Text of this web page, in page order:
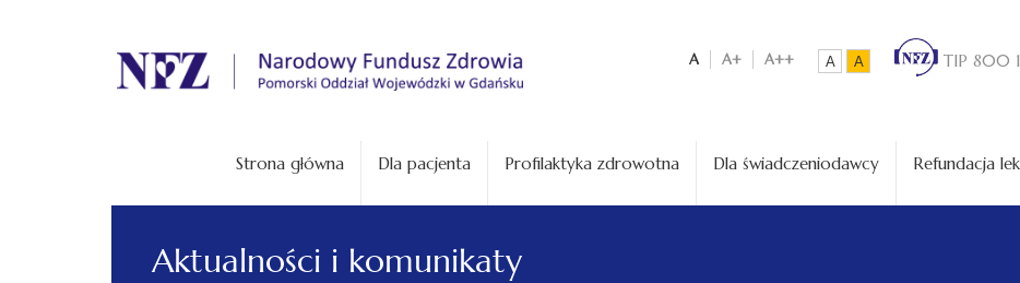
. A A+ A++ A A TIP 800
Strona główna Dla pacjenta Profilaktyka zdrowotna Dla świadczeniodawcy Refundacja
Aktualności i komunikaty